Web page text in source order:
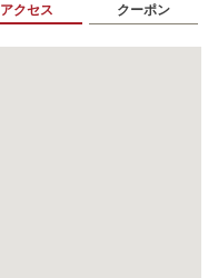
アクセス クーポン